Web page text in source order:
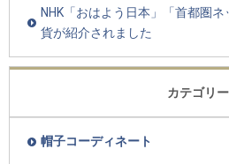
NHK「おはよう日本」「首都圏
貨が紹介されました
カテゴリー
帽子コーディネート